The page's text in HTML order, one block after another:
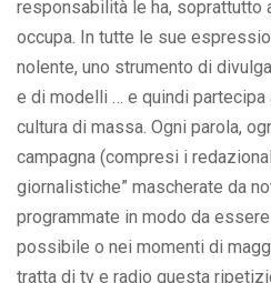
responsabilità le ha, soprattutto
occupa. In tutte le sue
nolente, uno strumento di
e di modelli … e quindi partecipa
cultura di massa. Ogni parola,
campagna (compresi i
giornalistiche” mascherate da
programmate in modo da
possibile o nei momenti di
tratta di tv e radio questa